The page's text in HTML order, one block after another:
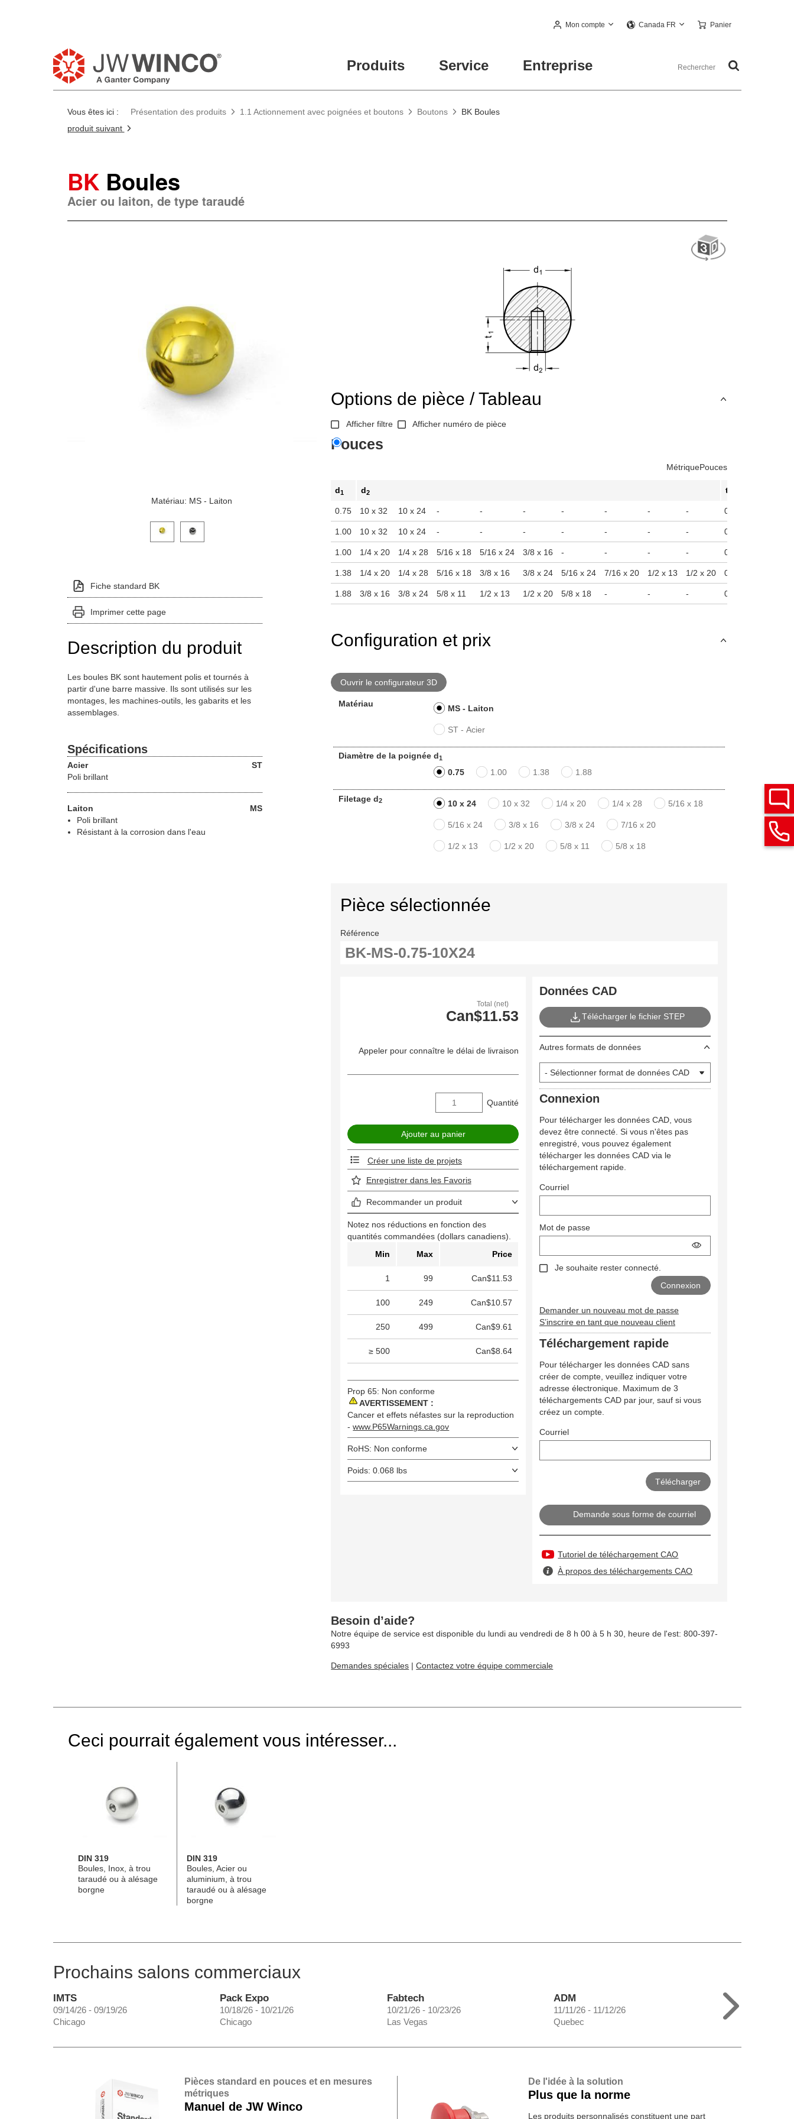
Mon compte Canada FR Panier
Produits Service Entreprise
Vous êtes ici : Présentation des produits 1.1 Actionnement avec poignées et boutons Boutons
BK Boules
produit suivant
BK Boules
Acier ou laiton, de type taraudé
Matériau: MS - Laiton
Cliquez sur une image de variante pour l'afficher dans la zone d'affichage principale du produit ou utilisez les touches de tabulation pour naviguer parmi les variantes de produit.
Fiche standard BK
Imprimer cette page
Description du produit
Les boules BK sont hautement polis et tournés à
partir d'une barre massive. Ils sont utilisés sur les
montages, les machines-outils, les gabarits et les
assemblages.
Spécifications
Acier
ST
Poli brillant
Laiton
MS
Poli brillant
Résistant à la corrosion dans l'eau
Options de pièce / Tableau
Afficher filtre Afficher numéro de pièce
Pouces
MétriquePouces
d1 d2 t
0.75 10 x 32 10 x 24 - - - - - - - 0.38
1.00 10 x 32 10 x 24 - - - - - - - 0.38
1.00 1/4 x 20 1/4 x 28 5/16 x 18 5/16 x 24 3/8 x 16 - - - - 0.50
1.38 1/4 x 20 1/4 x 28 5/16 x 18 3/8 x 16 3/8 x 24 5/16 x 24 7/16 x 20 1/2 x 13 1/2 x 20 0.63
1.88 3/8 x 16 3/8 x 24 5/8 x 11 1/2 x 13 1/2 x 20 5/8 x 18 - - - 0.75
Configuration et prix
Ouvrir le configurateur 3D
Matériau MS - Laiton
ST - Acier
Diamètre de la poignée d1
0.75 1.00 1.38 1.88
Filetage d2 10 x 24 10 x 32 1/4 x 20 1/4 x 28 5/16 x 18
5/16 x 24 3/8 x 16 3/8 x 24 7/16 x 20
1/2 x 13 1/2 x 20 5/8 x 11 5/8 x 18
Pièce sélectionnée
Référence
Total (net)
Can$11.53
Appeler pour connaître le délai de livraison
Quantité
Créer une liste de projets
Enregistrer dans les Favoris
Recommander un produit
Notez nos réductions en fonction des
quantités commandées (dollars canadiens).
Min
Max Price
1 99 Can$11.53
100 249 Can$10.57
250 499 Can$9.61
≥ 500 Can$8.64
Prop 65: Non conforme
AVERTISSEMENT :
Cancer et effets néfastes sur la reproduction
-www.P65Warnings.ca.gov
RoHS: Non conforme
Poids: 0.068 lbs
Données CAD
Télécharger le fichier STEP
Autres formats de données
Connexion
Pour télécharger les données CAD, vous
devez être connecté. Si vous n'êtes pas
enregistré, vous pouvez également
télécharger les données CAD via le
téléchargement rapide.
Courriel
Mot de passe
Je souhaite rester connecté.
Demander un nouveau mot de passe
S’inscrire en tant que nouveau client
Téléchargement rapide
Pour télécharger les données CAD sans
créer de compte, veuillez indiquer votre
adresse électronique. Maximum de 3
téléchargements CAD par jour, sauf si vous
créez un compte.
Courriel
Demande sous forme de courriel
Tutoriel de téléchargement CAO
À propos des téléchargements CAO
Besoin d’aide?
Notre équipe de service est disponible du lundi au vendredi de 8 h 00 à 5 h 30, heure de l'est: 800-397-
6993
Demandes spéciales |Contactez votre équipe commerciale
Ceci pourrait également vous intéresser...
DIN 319
Boules, Inox, à trou
taraudé ou à alésage
borgne
DIN 319
Boules, Acier ou
aluminium, à trou
taraudé ou à alésage
borgne
Prochains salons commerciaux
IMTS
09/14/26 - 09/19/26
Chicago
Pack Expo
10/18/26 - 10/21/26
Chicago
Fabtech
10/21/26 - 10/23/26
Las Vegas
ADM
11/11/26 - 11/12/26
Quebec
Pièces standard en pouces et en mesures
métriques
Manuel de JW Winco
De l'idée à la solution
Plus que la norme
Les produits personnalisés constituent une part